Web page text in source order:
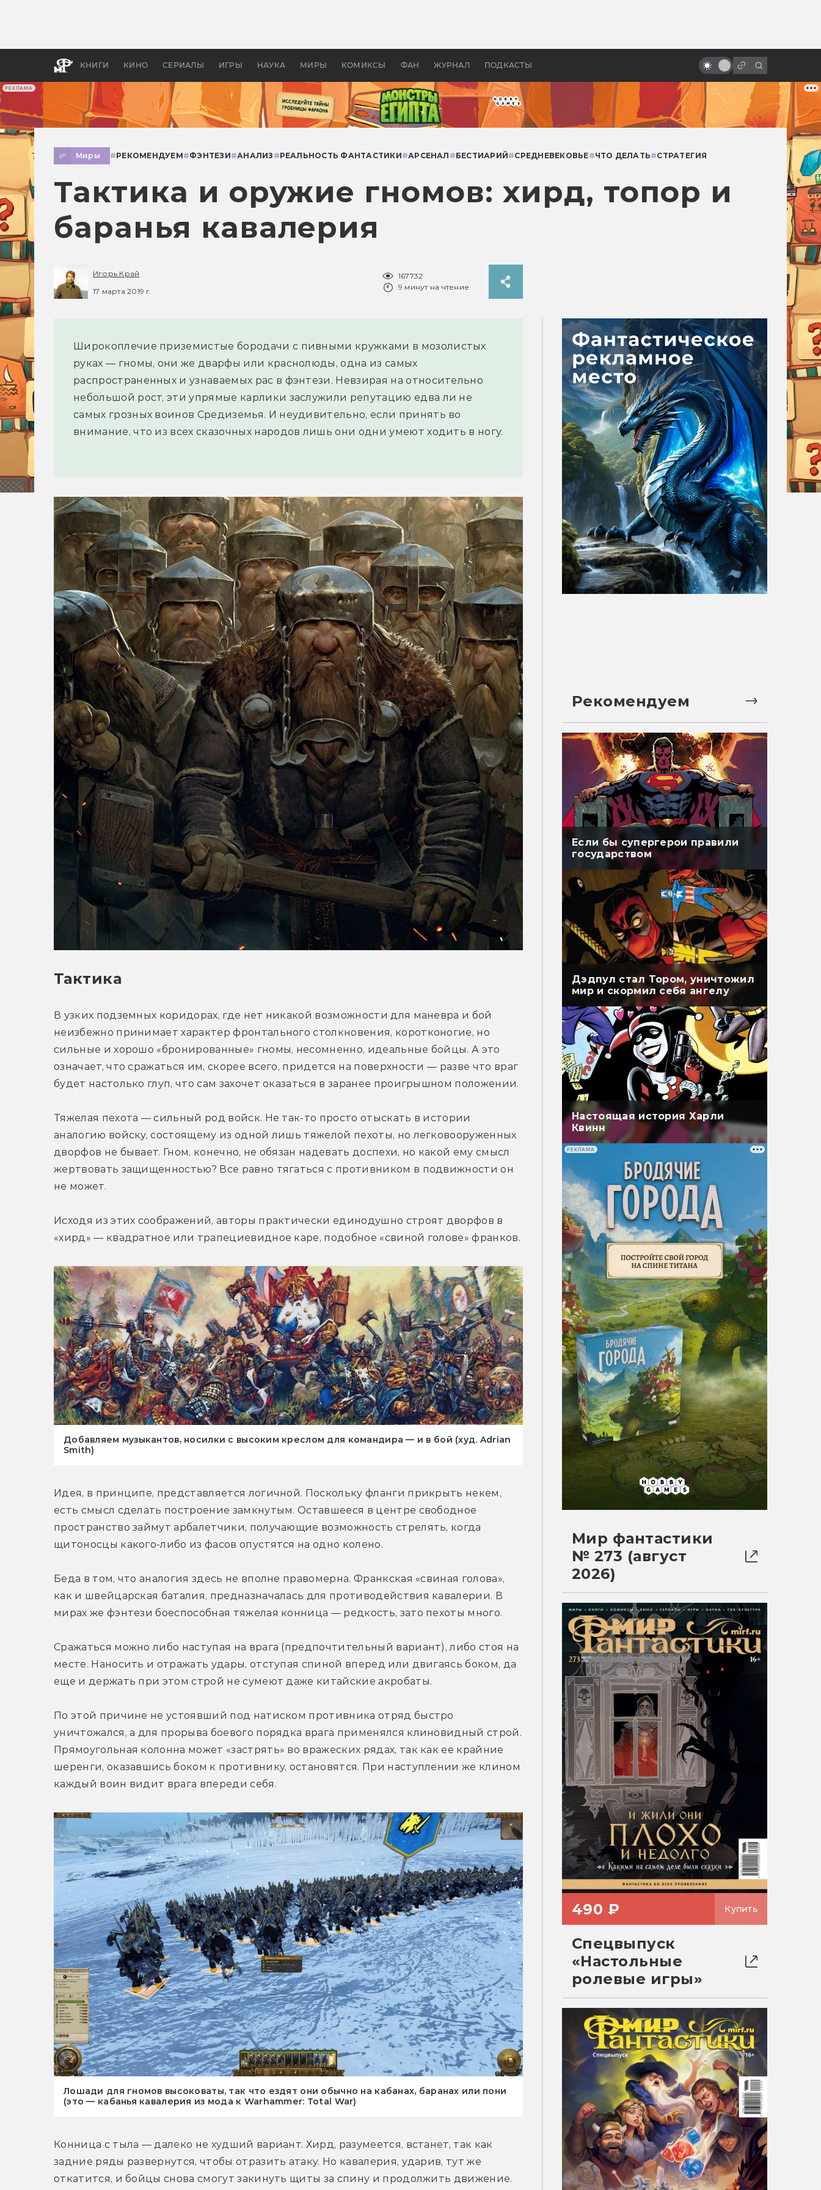
РЕКЛАМА
КНИГИ КИНО СЕРИАЛЫ ИГРЫ НАУКА МИРЫ КОМИКСЫ ФАН ЖУРНАЛ ПОДКАСТЫ
апокалипсис, в России —
бы «Властелина колец»
инопланетян и будущее
Миры #РЕКОМЕНДУЕМ#ФЭНТЕЗИ#АНАЛИЗ #РЕАЛЬНОСТЬ ФАНТАСТИКИ#АРСЕНАЛ #БЕСТИАРИЙ#СРЕДНЕВЕКОВЬЕ#ЧТО ДЕЛАТЬ#СТРАТЕГИЯ
Тактика и оружие гномов: хирд, топор и
баранья кавалерия
Игорь Край
17 марта 2019 г.
167732
9 минут на чтение
Широкоплечие приземистые бородачи с пивными кружками в мозолистых
руках — гномы, они же дварфы или краснолюды, одна из самых
распространенных и узнаваемых рас в фэнтези. Невзирая на относительно
небольшой рост, эти упрямые карлики заслужили репутацию едва ли не
самых грозных воинов Средиземья. И неудивительно, если принять во
внимание, что из всех сказочных народов лишь они одни умеют ходить в ногу.
Тактика
В узких подземных коридорах, где нет никакой возможности для маневра и бой
неизбежно принимает характер фронтального столкновения, коротконогие, но
сильные и хорошо «бронированные» гномы, несомненно, идеальные бойцы. А это
означает, что сражаться им, скорее всего, придется на поверхности — разве что враг
будет настолько глуп, что сам захочет оказаться в заранее проигрышном положении.
Тяжелая пехота — сильный род войск. Не так-то просто отыскать в истории
аналогию войску, состоящему из одной лишь тяжелой пехоты, но легковооруженных
дворфов не бывает. Гном, конечно, не обязан надевать доспехи, но какой ему смысл
жертвовать защищенностью? Все равно тягаться с противником в подвижности он
не может.
Исходя из этих соображений, авторы практически единодушно строят дворфов в
«хирд» — квадратное или трапециевидное каре, подобное «свиной голове» франков.
Добавляем музыкантов, носилки с высоким креслом для командира — и в бой (худ. Adrian
Smith)
Идея, в принципе, представляется логичной. Поскольку фланги прикрыть некем,
есть смысл сделать построение замкнутым. Оставшееся в центре свободное
пространство займут арбалетчики, получающие возможность стрелять, когда
щитоносцы какого-либо из фасов опустятся на одно колено.
Беда в том, что аналогия здесь не вполне правомерна. Франкская «свиная голова»,
как и швейцарская баталия, предназначалась для противодействия кавалерии. В
мирах же фэнтези боеспособная тяжелая конница — редкость, зато пехоты много.
Сражаться можно либо наступая на врага (предпочтительный вариант), либо стоя на
месте. Наносить и отражать удары, отступая спиной вперед или двигаясь боком, да
еще и держать при этом строй не сумеют даже китайские акробаты.
По этой причине не устоявший под натиском противника отряд быстро
уничтожался, а для прорыва боевого порядка врага применялся клиновидный строй.
Прямоугольная колонна может «застрять» во вражеских рядах, так как ее крайние
шеренги, оказавшись боком к противнику, остановятся. При наступлении же клином
каждый воин видит врага впереди себя.
Лошади для гномов высоковаты, так что ездят они обычно на кабанах, баранах или пони
(это — кабанья кавалерия из мода к Warhammer: Total War)
Конница с тыла — далеко не худший вариант. Хирд, разумеется, встанет, так как
задние ряды развернутся, чтобы отразить атаку. Но кавалерия, ударив, тут же
откатится, и бойцы снова смогут закинуть щиты за спину и продолжить движение.
Рекомендуем
Если бы супергерои правили
государством
Дэдпул стал Тором, уничтожил
мир и скормил себя ангелу
Настоящая история Харли
Квинн
РЕКЛАМА
Мир фантастики
№ 273 (август
2026)
490 ₽ Купить
Спецвыпуск
«Настольные
ролевые игры»